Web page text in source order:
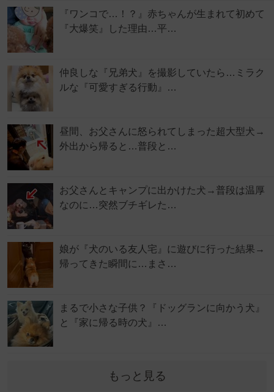
『ワンコで…！？』赤ちゃんが生まれて初めて
『大爆笑』した理由…平…
仲良しな『兄弟犬』を撮影していたら…ミラク
ルな『可愛すぎる行動』…
昼間、お父さんに怒られてしまった超大型犬→
外出から帰ると…普段と…
お父さんとキャンプに出かけた犬→普段は温厚
なのに…突然ブチギレた…
娘が『犬のいる友人宅』に遊びに行った結果→
帰ってきた瞬間に…まさ…
まるで小さな子供？『ドッグランに向かう犬』
と『家に帰る時の犬』…
もっと見る